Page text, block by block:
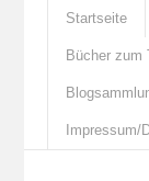
Startseite
Bücher zum
Impressum/